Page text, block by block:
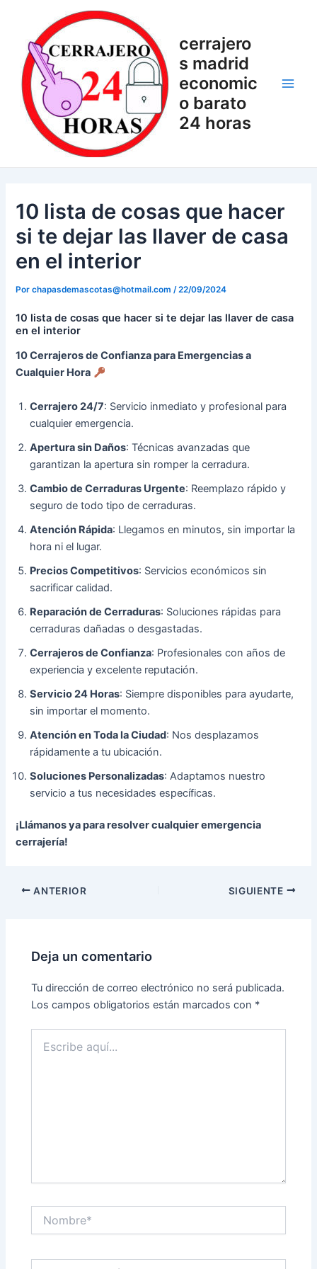
contenido
cerrajero
s madrid
economic
o barato
24 horas
10 lista de cosas que hacer
si te dejar las llaver de casa
en el interior
Porchapasdemascotas@hotmail.com/22/09/2024
10 lista de cosas que hacer si te dejar las llaver de casa
en el interior
10 Cerrajeros de Confianza para Emergencias a
Cualquier Hora
Cerrajero 24/7: Servicio inmediato y profesional para
cualquier emergencia.
Apertura sin Daños: Técnicas avanzadas que
garantizan la apertura sin romper la cerradura.
Cambio de Cerraduras Urgente: Reemplazo rápido y
seguro de todo tipo de cerraduras.
Atención Rápida: Llegamos en minutos, sin importar la
hora ni el lugar.
Precios Competitivos: Servicios económicos sin
sacrificar calidad.
Reparación de Cerraduras: Soluciones rápidas para
cerraduras dañadas o desgastadas.
Cerrajeros de Confianza: Profesionales con años de
experiencia y excelente reputación.
Servicio 24 Horas: Siempre disponibles para ayudarte,
sin importar el momento.
Atención en Toda la Ciudad: Nos desplazamos
rápidamente a tu ubicación.
Soluciones Personalizadas: Adaptamos nuestro
servicio a tus necesidades específicas.
¡Llámanos ya para resolver cualquier emergencia
cerrajería!
entradas
ANTERIOR SIGUIENTE
Deja un comentario
Tu dirección de correo electrónico no será publicada.
Los campos obligatorios están marcados con *
aquí...